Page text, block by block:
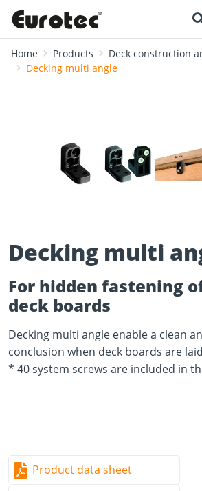
Home Products
Deck construction
Decking multi angle
Decking multi
For hidden fastening
deck boards
Decking multi angle enable a clean
conclusion when deck boards are
* 40 system screws are included in
Product data sheet